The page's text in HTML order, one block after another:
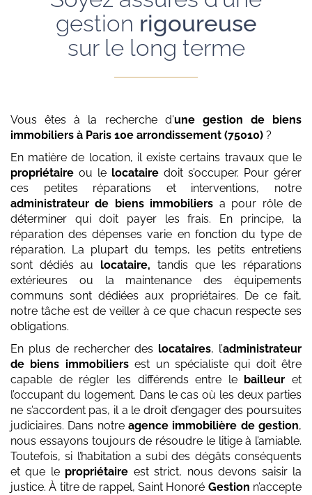
gestion rigoureuse
sur le long terme
Vous êtes à la recherche d'une gestion de biens
immobiliers à Paris 10e arrondissement (75010) ?
En matière de location, il existe certains travaux que le
propriétaire ou le locataire doit s’occuper. Pour gérer
ces petites réparations et interventions, notre
administrateur de biens immobiliers a pour rôle de
déterminer qui doit payer les frais. En principe, la
réparation des dépenses varie en fonction du type de
réparation. La plupart du temps, les petits entretiens
sont dédiés au locataire, tandis que les réparations
extérieures ou la maintenance des équipements
communs sont dédiées aux propriétaires. De ce fait,
notre tâche est de veiller à ce que chacun respecte ses
obligations.
En plus de rechercher des locataires, l’administrateur
de biens immobiliersest un spécialiste qui doit être
capable de régler les différends entre le bailleur et
l’occupant du logement. Dans le cas où les deux parties
ne s’accordent pas, il a le droit d’engager des poursuites
judiciaires. Dans notre agence immobilière de gestion,
nous essayons toujours de résoudre le litige à l’amiable.
Toutefois, si l’habitation a subi des dégâts conséquents
et que le propriétaire est strict, nous devons saisir la
justice. À titre de rappel, Saint Honoré Gestion n’accepte